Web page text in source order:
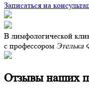
Записаться на
В лимфологической
с профессором Этелька
Отзывы наших